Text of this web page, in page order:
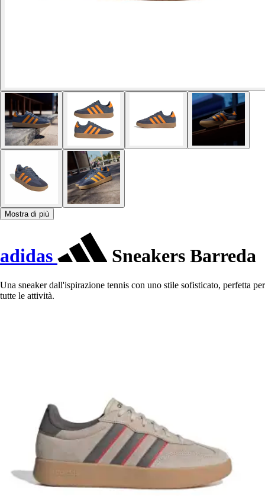
Mostra di più
adidas Sneakers Barreda
Una sneaker dall'ispirazione tennis con uno stile sofisticato, perfetta per
tutte le attività.